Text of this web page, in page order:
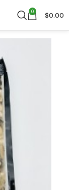
0 $0.00